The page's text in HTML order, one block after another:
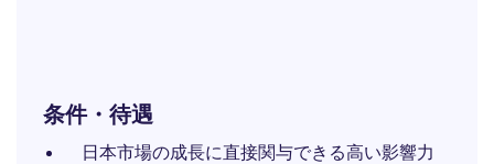
条件・待遇
日本市場の成長に直接関与できる高い影響力